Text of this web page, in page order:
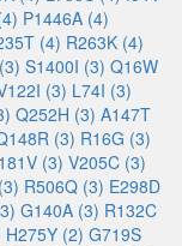
P1446A (4)
(4) R263K (4)
S1400I (3) Q16W
(3) L74I (3)
Q252H (3) A147T
(3) R16G (3)
(3) V205C (3)
R506Q (3) E298D
G140A (3) R132C
H275Y (2) G719S